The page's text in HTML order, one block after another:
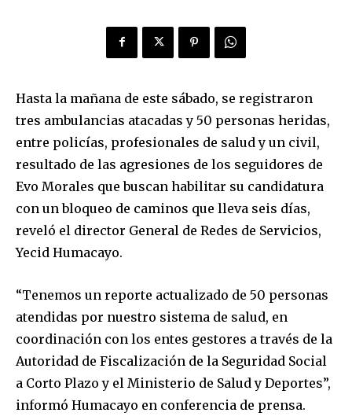
Hasta la mañana de este sábado, se registraron
tres ambulancias atacadas y 50 personas heridas,
entre policías, profesionales de salud y un civil,
resultado de las agresiones de los seguidores de
Evo Morales que buscan habilitar su candidatura
con un bloqueo de caminos que lleva seis días,
reveló el director General de Redes de Servicios,
Yecid Humacayo.
“Tenemos un reporte actualizado de 50 personas
atendidas por nuestro sistema de salud, en
coordinación con los entes gestores a través de la
Autoridad de Fiscalización de la Seguridad Social
a Corto Plazo y el Ministerio de Salud y Deportes”,
informó Humacayo en conferencia de prensa.